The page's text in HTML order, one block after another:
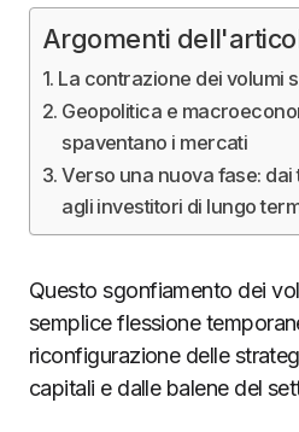
Argomenti
La contrazione dei volumi
Geopolitica e
spaventano i mercati
Verso una nuova fase:
agli investitori di lungo
Questo sgonfiamento dei
semplice flessione
riconfigurazione delle
capitali e dalle balene del